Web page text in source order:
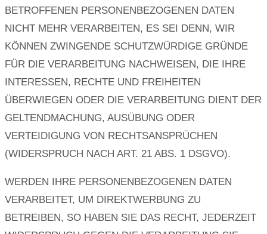
BETROFFENEN PERSONENBEZOGENEN DATEN
NICHT MEHR VERARBEITEN, ES SEI DENN, WIR
KÖNNEN ZWINGENDE SCHUTZWÜRDIGE GRÜNDE
FÜR DIE VERARBEITUNG NACHWEISEN, DIE IHRE
INTERESSEN, RECHTE UND FREIHEITEN
ÜBERWIEGEN ODER DIE VERARBEITUNG DIENT DER
GELTENDMACHUNG, AUSÜBUNG ODER
VERTEIDIGUNG VON RECHTSANSPRÜCHEN
(WIDERSPRUCH NACH ART. 21 ABS. 1 DSGVO).
WERDEN IHRE PERSONENBEZOGENEN DATEN
VERARBEITET, UM DIREKTWERBUNG ZU
BETREIBEN, SO HABEN SIE DAS RECHT, JEDERZEIT